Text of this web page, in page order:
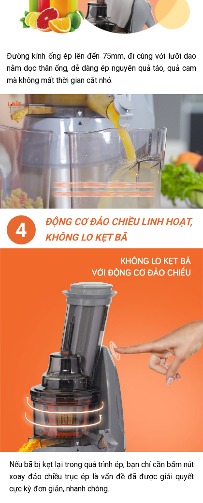
Đường kính ống ép lên đến 75mm, đi cùng với lưỡi dao
nằm dọc thân ống, dễ dàng ép nguyên quả táo, quả cam
mà không mất thời gian cắt nhỏ.
ĐỘNG CƠ ĐẢO CHIỀU LINH HOẠT,
KHÔNG LO KẸT BÃ
Nếu bã bị kẹt lại trong quá trình ép, bạn chỉ cần bấm nút
xoay đảo chiều trục ép là vấn đề đã được giải quyết
cực kỳ đơn giản, nhanh chóng.
4